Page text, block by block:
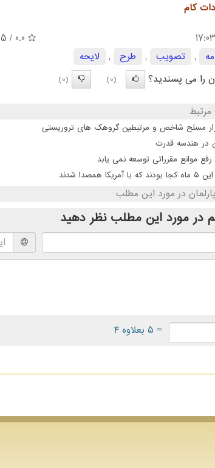
دات كام
0.0
/ 5
, تصویب , طرح ,
لایحه
را می پسندید؟
(0)
(0)
مرتبط
در هندسه قدرت
موانع مقرراتی توسعه نمی یابد
شدند
در مورد این مطلب
در مورد این مطلب نظر دهید
= ۵ بعلاوه ۴